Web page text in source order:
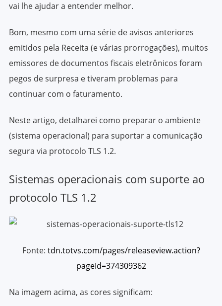
vai lhe ajudar a entender melhor.
Bom, mesmo com uma série de avisos anteriores
emitidos pela Receita (e várias prorrogações), muitos
emissores de documentos fiscais eletrônicos foram
pegos de surpresa e tiveram problemas para
continuar com o faturamento.
Neste artigo, detalharei como preparar o ambiente
(sistema operacional) para suportar a comunicação
segura via protocolo TLS 1.2.
Sistemas operacionais com suporte ao
protocolo TLS 1.2
Fonte: tdn.totvs.com/pages/releaseview.action?
pageId=374309362
Na imagem acima, as cores significam: